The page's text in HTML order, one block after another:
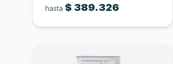
hasta $ 389.326